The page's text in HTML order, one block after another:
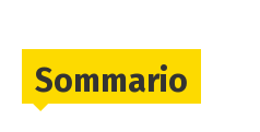
Sommario